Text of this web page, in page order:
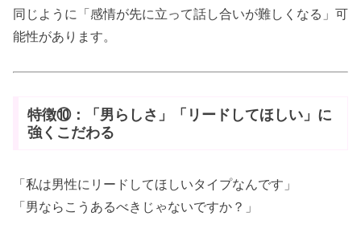
同じように「感情が先に立って話し合いが難しくなる」可
能性があります。
特徴⑩：「男らしさ」「リードしてほしい」に
強くこだわる
「私は男性にリードしてほしいタイプなんです」
「男ならこうあるべきじゃないですか？」